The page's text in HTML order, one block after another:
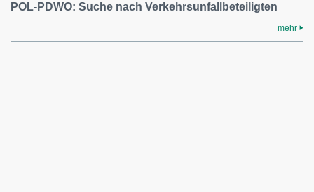
POL-PDWO: Suche nach Verkehrsunfallbeteiligten
mehr